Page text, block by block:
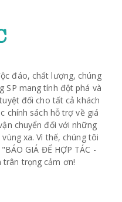
đáo, chất lượng, chúng
SP mang tính đột phá và
đối cho tất cả khách
chính sách hỗ trợ về giá
chuyển đối với những
xa. Vì thế, chúng tôi
GIÁ ĐỂ HỢP TÁC -
trân trọng cảm ơn!